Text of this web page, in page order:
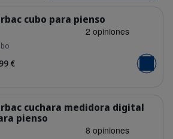
cubo para pienso
€ Añadir
cuchara medidora digital
pienso